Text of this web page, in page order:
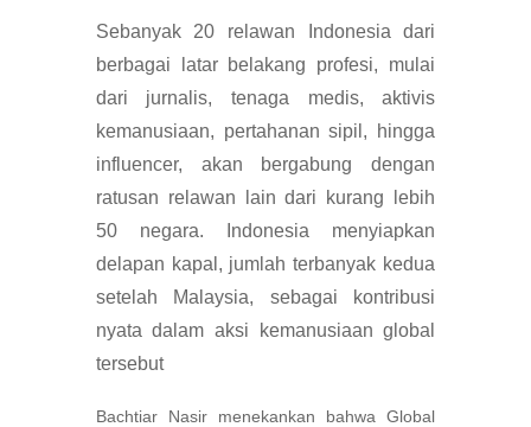
Sebanyak 20 relawan Indonesia dari
berbagai latar belakang profesi, mulai
dari jurnalis, tenaga medis, aktivis
kemanusiaan, pertahanan sipil, hingga
influencer, akan bergabung dengan
ratusan relawan lain dari kurang lebih
50 negara. Indonesia menyiapkan
delapan kapal, jumlah terbanyak kedua
setelah Malaysia, sebagai kontribusi
nyata dalam aksi kemanusiaan global
tersebut
Bachtiar Nasir menekankan bahwa Global